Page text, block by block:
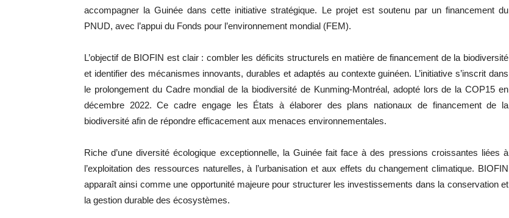
accompagner la Guinée dans cette initiative stratégique. Le projet est soutenu par un financement du
PNUD, avec l’appui du Fonds pour l’environnement mondial (FEM).
L’objectif de BIOFIN est clair : combler les déficits structurels en matière de financement de la biodiversité
et identifier des mécanismes innovants, durables et adaptés au contexte guinéen. L’initiative s’inscrit dans
le prolongement du Cadre mondial de la biodiversité de Kunming-Montréal, adopté lors de la COP15 en
décembre 2022. Ce cadre engage les États à élaborer des plans nationaux de financement de la
biodiversité afin de répondre efficacement aux menaces environnementales.
Riche d’une diversité écologique exceptionnelle, la Guinée fait face à des pressions croissantes liées à
l’exploitation des ressources naturelles, à l’urbanisation et aux effets du changement climatique. BIOFIN
apparaît ainsi comme une opportunité majeure pour structurer les investissements dans la conservation et
la gestion durable des écosystèmes.